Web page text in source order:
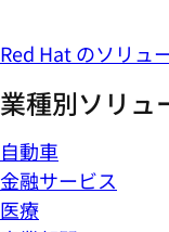
Red Hat のソリュ
業種別ソリュ
自動車
金融サービス
医療